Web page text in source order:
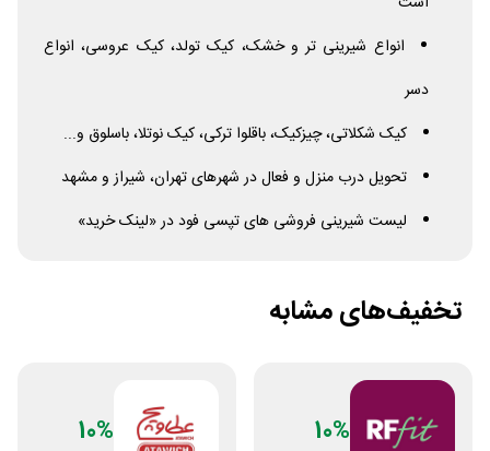
انواع شیرینی تر و خشک، کیک تولد، کیک عروسی، انواع
دسر
کیک شکلاتی، چیزکیک، باقلوا ترکی، کیک نوتلا، باسلوق و...
تحویل درب منزل و فعال در شهرهای تهران، شیراز و مشهد
لیست شیرینی فروشی‌ های تپسی فود در «لینک خرید»
تخفیف‌های مشابه
10%
10%